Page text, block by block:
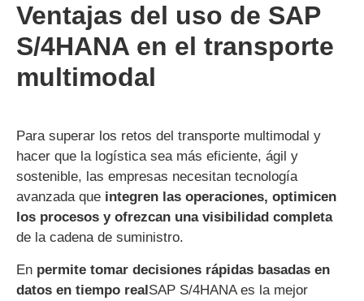
Ventajas del uso de SAP
S/4HANA en el transporte
multimodal
Para superar los retos del transporte multimodal y
hacer que la logística sea más eficiente, ágil y
sostenible, las empresas necesitan tecnología
avanzada que integren las operaciones, optimicen
los procesos y ofrezcan una visibilidad completa
de la cadena de suministro.
En permite tomar decisiones rápidas basadas en
datos en tiempo realSAP S/4HANA es la mejor